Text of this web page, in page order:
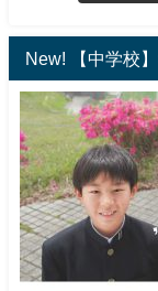
New! 【中学校